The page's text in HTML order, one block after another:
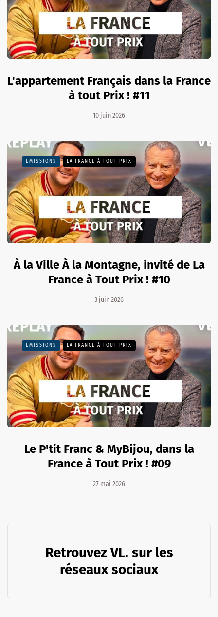
L'appartement Français dans la France
à tout Prix ! #11
10 juin 2026
EMISSIONS LA FRANCE À TOUT PRIX
À la Ville À la Montagne, invité de La
France à Tout Prix ! #10
3 juin 2026
EMISSIONS LA FRANCE À TOUT PRIX
Le P'tit Franc & MyBijou, dans la
France à Tout Prix ! #09
27 mai 2026
Retrouvez VL. sur les
réseaux sociaux